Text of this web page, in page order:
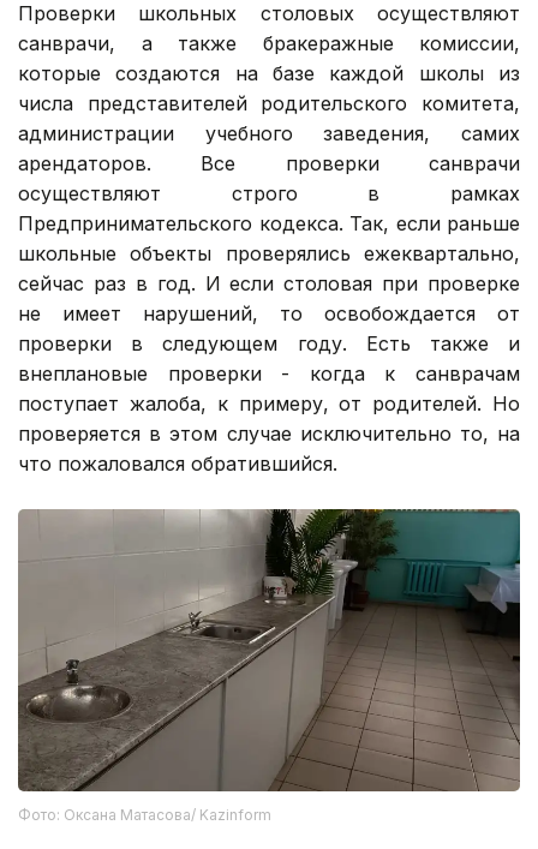
Проверки школьных столовых осуществляют
санврачи, а также бракеражные комиссии,
которые создаются на базе каждой школы из
числа представителей родительского комитета,
администрации учебного заведения, самих
арендаторов. Все проверки санврачи
осуществляют строго в рамках
Предпринимательского кодекса. Так, если раньше
школьные объекты проверялись ежеквартально,
сейчас раз в год. И если столовая при проверке
не имеет нарушений, то освобождается от
проверки в следующем году. Есть также и
внеплановые проверки - когда к санврачам
поступает жалоба, к примеру, от родителей. Но
проверяется в этом случае исключительно то, на
что пожаловался обратившийся.
Фото: Оксана Матасова/ Kazinform